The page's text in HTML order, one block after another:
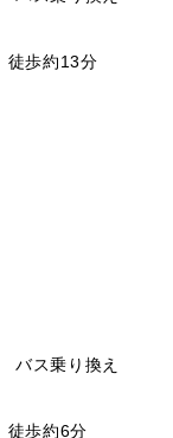
徒歩約13分
ス乗り換え
徒歩約6分